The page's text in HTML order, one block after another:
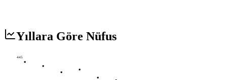
Yıllara Göre Nüfus
445